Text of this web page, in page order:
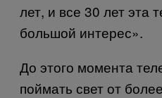
лет, и все 30 лет эта
большой интерес».
До этого момента
поймать свет от